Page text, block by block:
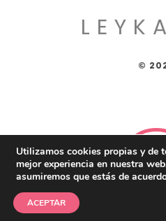
©
Utilizamos cookies propias y de
mejor experiencia en nuestra
asumiremos que estás de
ACEPTAR